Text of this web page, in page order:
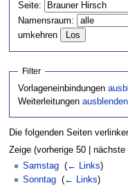
springen
springen
Seite:
Namensraum:
umkehren
Filter
Vorlageneinbindungen
Weiterleitungenausblenden
Die folgenden Seiten
Zeige (vorherige 50 | nächste
Samstag (← Links)
Sonntag (← Links)